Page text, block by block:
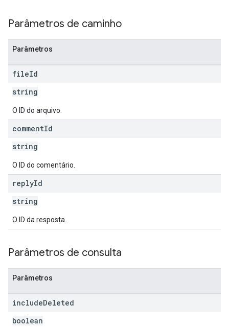
Parâmetros de caminho
Parâmetros
fileId
string
O ID do arquivo.
commentId
string
O ID do comentário.
replyId
string
O ID da resposta.
Parâmetros de consulta
Parâmetros
includeDeleted
boolean